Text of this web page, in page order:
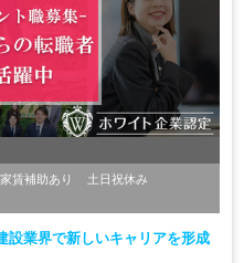
賃補助あり
土日祝休み
設業界で新しいキャリアを形成